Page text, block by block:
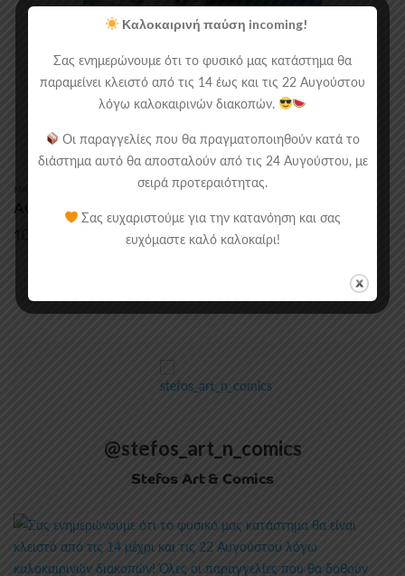
MANGA/COMICS ΑΝΕΞΆΡΤΗΤΑ
Avel: The Queen’s Sacrifice
10.00
@stefos_art_n_comics
Stefos Art & Comics
Καλοκαιρινή παύση incoming!
Σας ενημερώνουμε ότι το φυσικό μας κατάστημα θα
παραμείνει κλειστό από τις 14 έως και τις 22 Αυγούστου
λόγω καλοκαιρινών διακοπών.
Οι παραγγελίες που θα πραγματοποιηθούν κατά το
διάστημα αυτό θα αποσταλούν από τις 24 Αυγούστου, με
σειρά προτεραιότητας.
Σας ευχαριστούμε για την κατανόηση και σας
ευχόμαστε καλό καλοκαίρι!